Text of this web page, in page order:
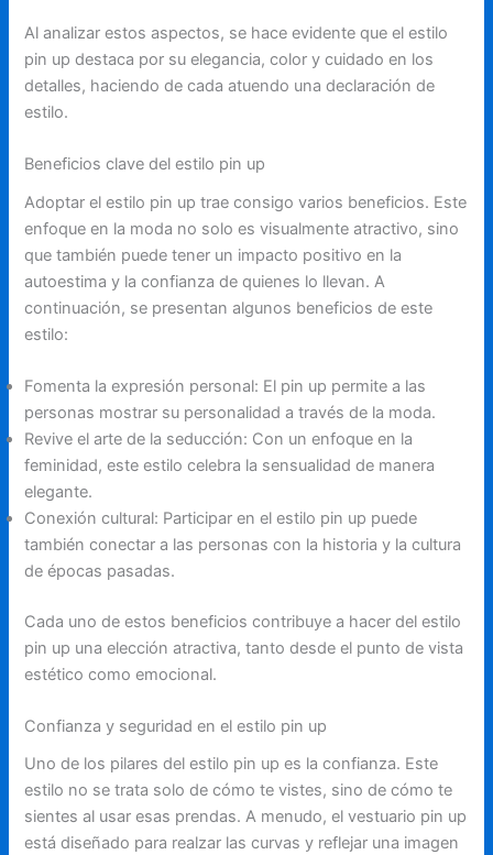
Al analizar estos aspectos, se hace evidente que el estilo
pin up destaca por su elegancia, color y cuidado en los
detalles, haciendo de cada atuendo una declaración de
estilo.
Beneficios clave del estilo pin up
Adoptar el estilo pin up trae consigo varios beneficios. Este
enfoque en la moda no solo es visualmente atractivo, sino
que también puede tener un impacto positivo en la
autoestima y la confianza de quienes lo llevan. A
continuación, se presentan algunos beneficios de este
estilo:
Fomenta la expresión personal: El pin up permite a las
personas mostrar su personalidad a través de la moda.
Revive el arte de la seducción: Con un enfoque en la
feminidad, este estilo celebra la sensualidad de manera
elegante.
Conexión cultural: Participar en el estilo pin up puede
también conectar a las personas con la historia y la cultura
de épocas pasadas.
Cada uno de estos beneficios contribuye a hacer del estilo
pin up una elección atractiva, tanto desde el punto de vista
estético como emocional.
Confianza y seguridad en el estilo pin up
Uno de los pilares del estilo pin up es la confianza. Este
estilo no se trata solo de cómo te vistes, sino de cómo te
sientes al usar esas prendas. A menudo, el vestuario pin up
está diseñado para realzar las curvas y reflejar una imagen